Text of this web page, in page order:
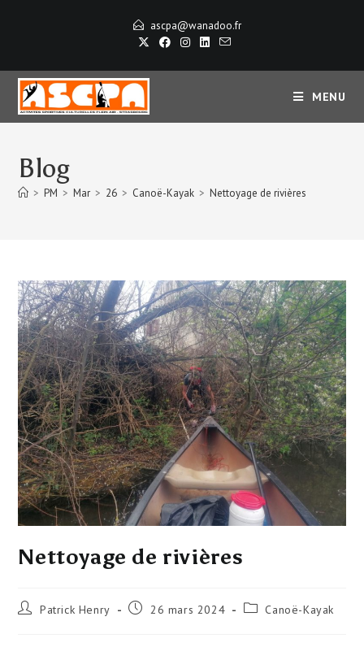
ascpa@wanadoo.fr
MENU
Blog
> PM > Mar > 26 > Canoë-Kayak > Nettoyage de rivières
Nettoyage de rivières
Patrick Henry 26 mars 2024 Canoë-Kayak